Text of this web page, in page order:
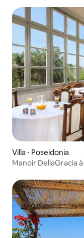
Villa ⋅ Poseidonia
Manoir DellaGracia